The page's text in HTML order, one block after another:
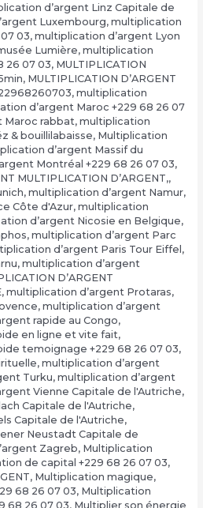
d’argent Linz Capitale de
Luxembourg, multiplication
03, multiplication d’argent Lyon
Lumière, multiplication
26 07 03, MULTIPLICATION
, MULTIPLICATION D’ARGENT
, multiplication
d’argent Maroc +229 68 26 07
Maroc rabbat, multiplication
& bouillilabaisse, Multiplication
d’argent Massif du
Montréal +229 68 26 07 03,
MULTIPLICATION D’ARGENT,,
, multiplication d’argent Namur,
Côte d'Azur, multiplication
d’argent Nicosie en Belgique,
, multiplication d’argent Parc
d’argent Paris Tour Eiffel,
, multiplication d’argent
D’ARGENT
, multiplication d’argent Protaras,
, multiplication d’argent
rapide au Congo,
en ligne et vite fait,
temoignage +229 68 26 07 03,
, multiplication d’argent
Turku, multiplication d’argent
Vienne Capitale de l'Autriche,
Capitale de l'Autriche,
Capitale de l'Autriche,
Neustadt Capitale de
Zagreb, Multiplication
de capital +229 68 26 07 03,
, Multiplication magique,
68 26 07 03, Multiplication
68 26 07 03, Multiplier son énergie